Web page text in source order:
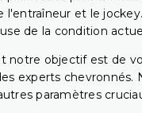
l'entraîneur et le
de la condition
notre objectif est de
experts
paramètres